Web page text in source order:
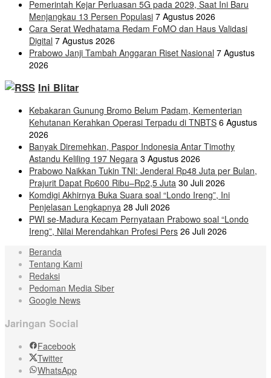
Pemerintah Kejar Perluasan 5G pada 2029, Saat Ini Baru
Menjangkau 13 Persen Populasi 7 Agustus 2026
Cara Serat Wedhatama Redam FoMO dan Haus Validasi
Digital 7 Agustus 2026
Prabowo Janji Tambah Anggaran Riset Nasional 7 Agustus
2026
Ini Blitar
Kebakaran Gunung Bromo Belum Padam, Kementerian
Kehutanan Kerahkan Operasi Terpadu di TNBTS 6 Agustus
2026
Banyak Diremehkan, Paspor Indonesia Antar Timothy
Astandu Keliling 197 Negara 3 Agustus 2026
Prabowo Naikkan Tukin TNI: Jenderal Rp48 Juta per Bulan,
Prajurit Dapat Rp600 Ribu–Rp2,5 Juta 30 Juli 2026
Komdigi Akhirnya Buka Suara soal “Londo Ireng”, Ini
Penjelasan Lengkapnya 28 Juli 2026
PWI se-Madura Kecam Pernyataan Prabowo soal “Londo
Ireng”, Nilai Merendahkan Profesi Pers 26 Juli 2026
Beranda
Tentang Kami
Redaksi
Pedoman Media Siber
Google News
Jaringan Social
Facebook
Twitter
WhatsApp